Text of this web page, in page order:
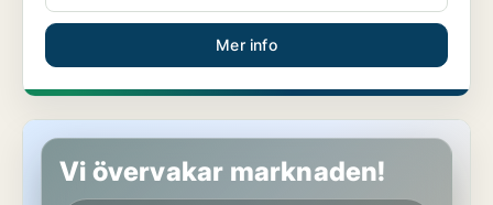
Mer info
Industrilokal i Nyköping
Vi övervakar marknaden!